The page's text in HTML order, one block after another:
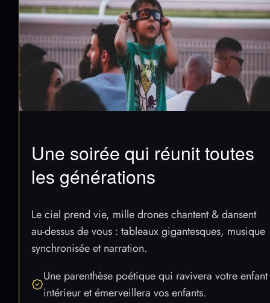
Une soirée qui réunit toutes
les générations
Le ciel prend vie, mille drones chantent & dansent
synchronisée et narration.